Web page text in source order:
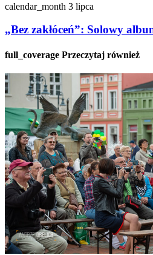
calendar_month 3 lipca
„Bez zakłóceń”: Solowy
full_coverage Przeczytaj również